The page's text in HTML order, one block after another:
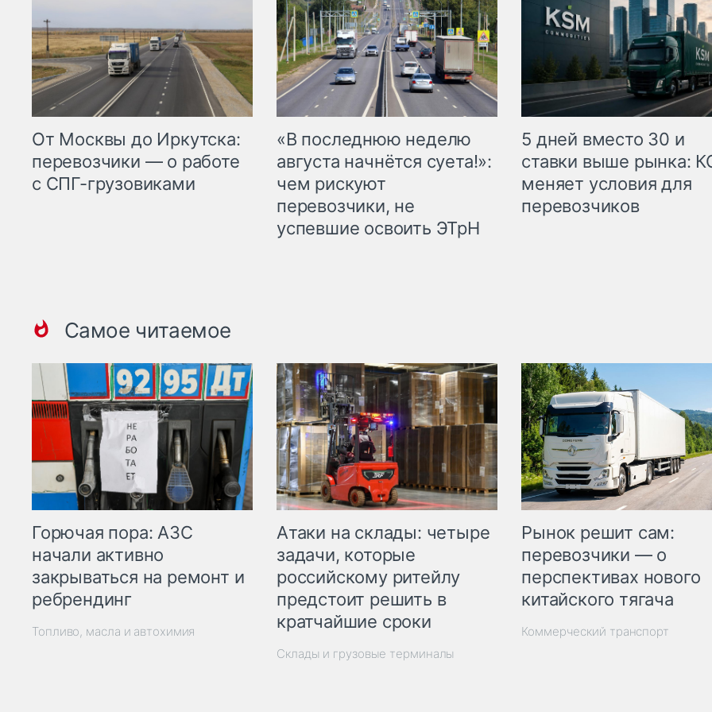
От Москвы до Иркутска:
перевозчики — о работе
с СПГ-грузовиками
«В последнюю неделю
августа начнётся суета!»:
чем рискуют
перевозчики, не
успевшие освоить ЭТрН
5 дней вместо 30 и
ставки выше рынка:
меняет условия для
перевозчиков
Самое читаемое
Горючая пора: АЗС
начали активно
закрываться на ремонт и
ребрендинг
Топливо, масла и автохимия
Атаки на склады: четыре
задачи, которые
российскому ритейлу
предстоит решить в
кратчайшие сроки
Склады и грузовые терминалы
Рынок решит сам:
перевозчики — о
перспективах нового
китайского тягача
Коммерческий транспорт